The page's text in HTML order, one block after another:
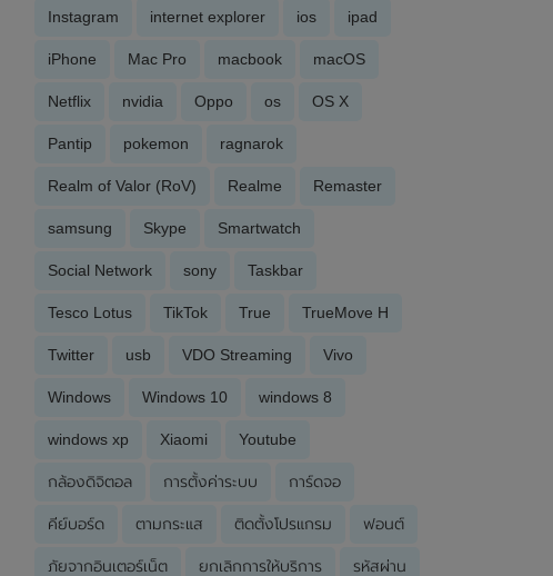
Instagram internet explorer ios ipad
iPhone Mac Pro macbook macOS
Netflix nvidia Oppo os OS X
Pantip pokemon ragnarok
Realm of Valor (RoV) Realme Remaster
samsung Skype Smartwatch
Social Network sony Taskbar
Tesco Lotus TikTok True TrueMove H
Twitter usb VDO Streaming Vivo
Windows Windows 10 windows 8
windows xp Xiaomi Youtube
กล้องดิจิตอล การตั้งค่าระบบ การ์ดจอ
คีย์บอร์ด ตามกระแส ติดตั้งโปรแกรม ฟอนต์
ภัยจากอินเตอร์เน็ต ยกเลิกการให้บริการ รหัสผ่าน